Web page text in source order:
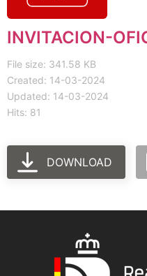
INVITACION-
File size: 341.58 KB
Created: 14-03-2024
Updated: 14-03-2024
Hits: 81
DOWNLOAD